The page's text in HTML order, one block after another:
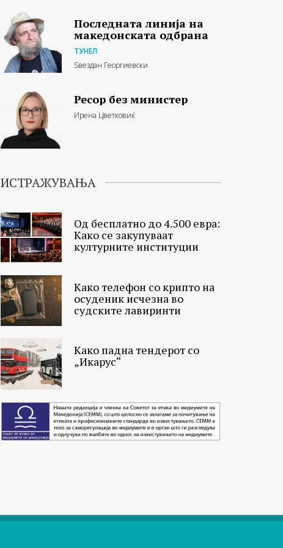
Последната линија на
македонската одбрана
ТУНЕЛ
Ѕвездан Георгиевски
Ресор без министер
Ирена Цветковиќ
ИСТРАЖУВАЊА
Од бесплатно до 4.500 евра:
Како се закупуваат
културните институции
Како телефон со крипто на
осуденик исчезна во
судските лавиринти
Како падна тендерот со
„Икарус“